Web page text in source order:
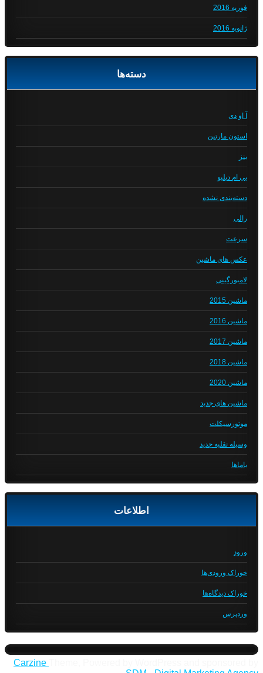
فوریه 2016
ژانویه 2016
دسته‌ها
آ او دی
استون مارتین
بنز
بی ام دبلیو
دسته‌بندی نشده
رالی
سرعت
عکس های ماشین
لامبورگینی
ماشین 2015
ماشین 2016
ماشین 2017
ماشین 2018
ماشین 2020
ماشین های جدید
موتورسیکلت
وسیله نقلیه جدید
یاماها
اطلاعات
ورود
خوراک ورودی‌ها
خوراک دیدگاه‌ها
وردپرس
Carzine